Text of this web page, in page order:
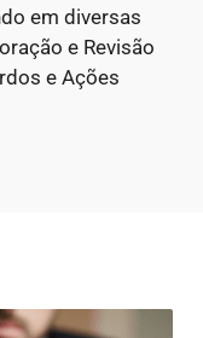
em diversas
e Revisão
e Ações